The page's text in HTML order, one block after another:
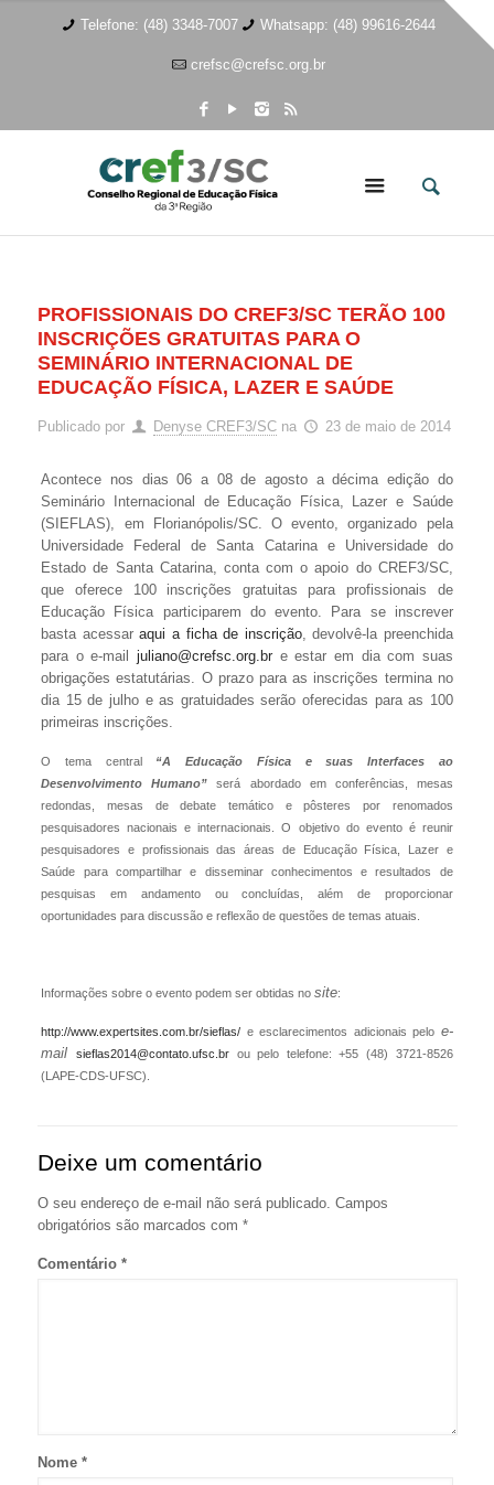
Telefone: (48) 3348-7007 Whatsapp: (48) 99616-2644
crefsc@crefsc.org.br
PROFISSIONAIS DO CREF3/SC TERÃO 100
INSCRIÇÕES GRATUITAS PARA O
SEMINÁRIO INTERNACIONAL DE
EDUCAÇÃO FÍSICA, LAZER E SAÚDE
Publicado por Denyse CREF3/SC na 23 de maio de 2014
Acontece nos dias 06 a 08 de agosto a décima edição do
Seminário Internacional de Educação Física, Lazer e Saúde
(SIEFLAS), em Florianópolis/SC. O evento, organizado pela
Universidade Federal de Santa Catarina e Universidade do
Estado de Santa Catarina, conta com o apoio do CREF3/SC,
que oferece 100 inscrições gratuitas para profissionais de
Educação Física participarem do evento. Para se inscrever
basta acessaraqui a ficha de inscrição, devolvê-la preenchida
para o e-mailjuliano@crefsc.org.br e estar em dia com suas
obrigações estatutárias. O prazo para as inscrições termina no
dia 15 de julho e as gratuidades serão oferecidas para as 100
primeiras inscrições.
O tema central “A Educação Física e suas Interfaces ao
Desenvolvimento Humano” será abordado em conferências, mesas
redondas, mesas de debate temático e pôsteres por renomados
pesquisadores nacionais e internacionais. O objetivo do evento é reunir
pesquisadores e profissionaisdas áreas de Educação Física, Lazer e
Saúde para compartilhar e disseminar conhecimentos e resultados de
pesquisas em andamento ou concluídas, além de proporcionar
oportunidades para discussão e reflexão de questões de temas atuais.
Informações sobre o evento podem ser obtidas nosite:
http://www.expertsites.com.br/sieflas/ e esclarecimentos adicionais pelo e-
mail
sieflas2014@contato.ufsc.brou pelo telefone: +55 (48) 3721-8526
(LAPE-CDS-UFSC).
Deixe um comentário
O seu endereço de e-mail não será publicado. Campos
obrigatórios são marcados com *
Comentário *
Nome *